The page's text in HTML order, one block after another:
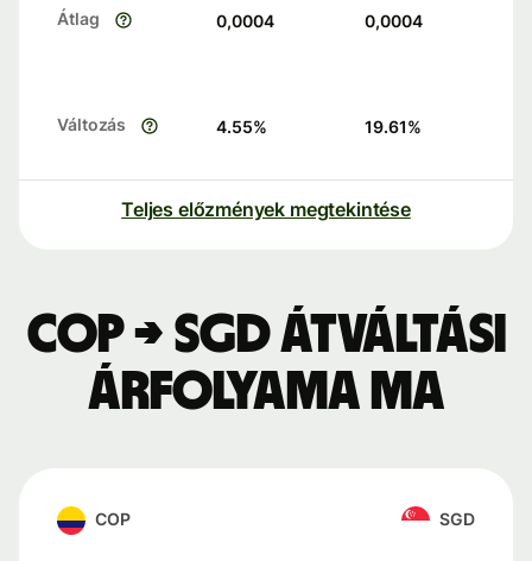
Átlag 0,0004 0,0004
Változás 4.55% 19.61%
Teljes előzmények megtekintése
COP → SGD átváltási
árfolyama ma
COP SGD